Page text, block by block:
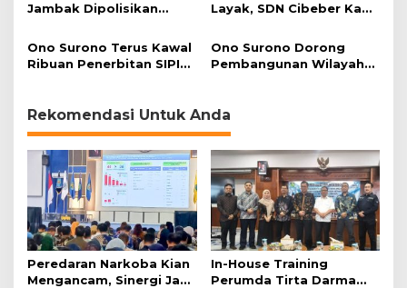
Jambak Dipolisikan
Layak, SDN Cibeber Kab.
Didik
Ono Surono Terus Kawal
Ribuan Penerbitan SIPI
Indramayu
Ono Surono Dorong
Pembangunan Wilayah
Rekomendasi Untuk Anda
Peredaran Narkoba Kian
Mengancam, Sinergi Jadi
In-House Training
Perumda Tirta Darma